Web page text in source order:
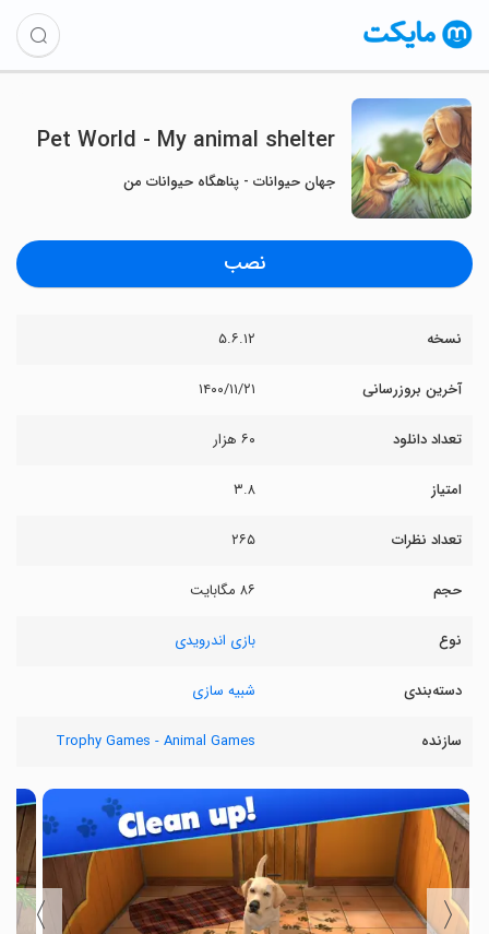
Pet World - My animal shelter
جهان حیوانات - پناهگاه حیوانات من
نصب
نسخه ۵.۶.۱۲
آخرین بروزرسانی ۱۴۰۰/۱۱/۲۱
تعداد دانلود ۶۰ هزار
امتیاز ۳.۸
تعداد نظرات ۲۶۵
حجم ۸۶ مگابایت
نوع بازی اندرویدی
دسته‌بندی شبیه سازی
سازنده Trophy Games - Animal Games
〈
〉